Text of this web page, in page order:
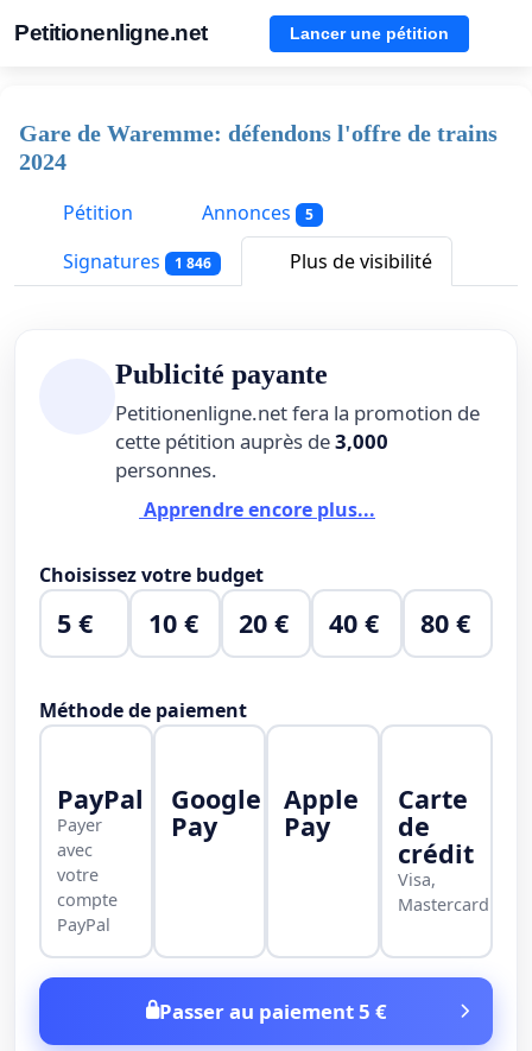
Petitionenligne.net Lancer une pétition
Gare de Waremme: défendons l'offre de trains
2024
Pétition
Annonces 5
Signatures 1 846 Plus de visibilité
Publicité payante
Petitionenligne.net fera la promotion de
cette pétition auprès de3,000
personnes.
Apprendre encore plus...
Choisissez votre budget
5 € 10 € 20 € 40 € 80 €
Méthode de paiement
PayPal
Payer
avec
votre
compte
PayPal
Google
Pay
Apple
Pay
Carte
de
crédit
Visa,
Mastercard
Passer au paiement 5 €